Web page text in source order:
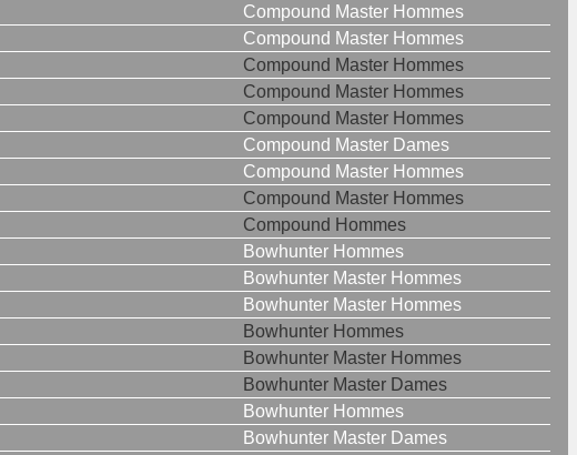
Compound Master Hommes
Compound Master Hommes
Compound Master Hommes
Compound Master Hommes
Compound Master Hommes
Compound Master Dames
Compound Master Hommes
Compound Master Hommes
Compound Hommes
Bowhunter Hommes
Bowhunter Master Hommes
Bowhunter Master Hommes
Bowhunter Hommes
Bowhunter Master Hommes
Bowhunter Master Dames
Bowhunter Hommes
Bowhunter Master Dames